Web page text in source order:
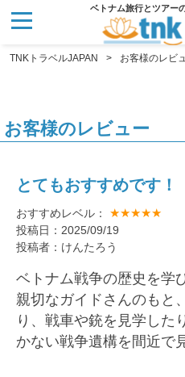
ベトナム旅行とツアー
TNKトラベルJAPAN お客様のレビ
お客様のレビュー
とてもおすすめです！
おすすめレベル： ★★★★★
投稿日：2025/09/19
投稿者：けんたろう
ベトナム戦争の歴史を学
親切なガイドさんのもと
り、戦車や銃を見学した
かない戦争遺構を間近で